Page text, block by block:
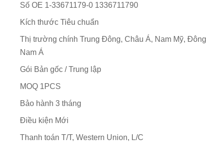
Số OE 1-33671179-0 1336711790
Kích thước Tiêu chuẩn
Thị trường chính Trung Đông, Châu Á, Nam Mỹ, Đông
Nam Á
Gói Bản gốc / Trung lập
MOQ 1PCS
Bảo hành 3 tháng
Điều kiện Mới
Thanh toán T/T, Western Union, L/C